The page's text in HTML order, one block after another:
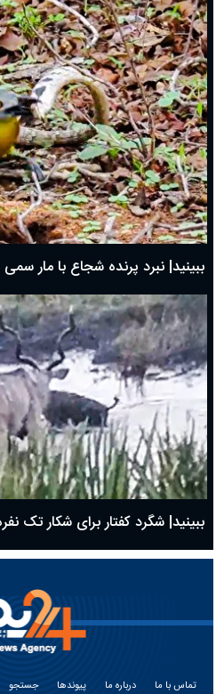
ببینید| نبرد پرنده شجاع با مار سمی
ببینید| شگرد کفتار برای شکار تک
تماس با ما درباره ما پیوندها جستجو